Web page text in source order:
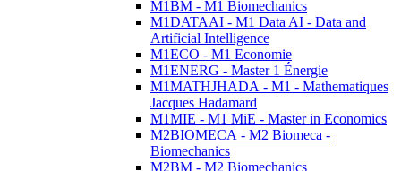
M1BM - M1 Biomechanics
M1DATAAI - M1 Data AI - Data and
Artificial Intelligence
M1ECO - M1 Economie
M1ENERG - Master 1 Énergie
M1MATHJHADA - M1 - Mathematiques
Jacques Hadamard
M1MIE - M1 MiE - Master in Economics
M2BIOMECA - M2 Biomeca -
Biomechanics
M2BM - M2 Biomechanics